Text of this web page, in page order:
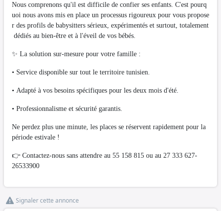
Nous comprenons qu'il est difficile de confier ses enfants. C'est pourq
uoi nous avons mis en place un processus rigoureux pour vous propose
r des profils de babysitters sérieux, expérimentés et surtout, totalement
dédiés au bien-être et à l'éveil de vos bébés.
✨ La solution sur-mesure pour votre famille :
• Service disponible sur tout le territoire tunisien.
• Adapté à vos besoins spécifiques pour les deux mois d'été.
• Professionnalisme et sécurité garantis.
Ne perdez plus une minute, les places se réservent rapidement pour la
période estivale !
👉 Contactez-nous sans attendre au 55 158 815 ou au 27 333 627-
26533900
Signaler cette annonce